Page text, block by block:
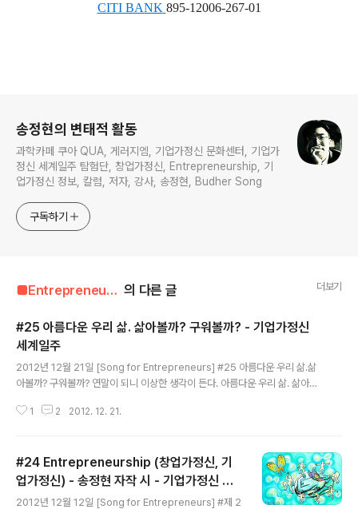
CITI BANK 895-12006-267-01
송정현의 변태적 활동
과학카페 쿠아 QUA, 게러지엠, 기업가정신 문화센터, 기업가
정신 세계일주 탐험단, 창업가정신, Entrepreneurship, 기
업가정신 정보, 칼럼, 저자, 강사, 송정현, Budher Song
구독하기
■Entrepreneur■■■/Entrepreneur's Song 의 다른 글 더보기
#25 아름다운 우리 삶. 삶아볼까? 구워볼까? - 기업가정신
세계일주
2012년 12월 21일 [Song for Entrepreneurs] #25 아름다운 우리 삶.삶
아볼까? 구워볼까? 연말이 되니 이상한 생각이 든다. 아름다운 우리 삶. 삶아볼
나는 좀 더 아름답게 살고 싶다.이것은 인간만이 가질 수 있는 사고의 사치인가?
로 결정되어 지는 것인가? (Add Budher to your Linked-in / Facebook)
기업가정신 세계일주 [World Entrepreneurship Travel] -Quest for Litt
le Hero..
1 2 2012. 12. 21.
#24 Entrepreneurship (창업가정신, 기
업가정신) - 송정현 자작 시 - 기업가정신 세
계일주
2012년 12월 12일 [Song for Entrepreneurs] #제 2